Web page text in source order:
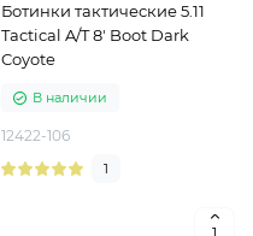
Ботинки тактические 5.11
Tactical A/T 8' Boot Dark
Coyote
В наличии
12422-106
1